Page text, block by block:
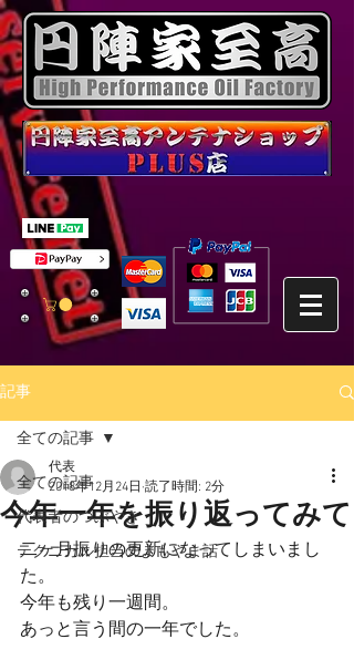
記事
全ての記事
代表者のつぶやき
テクニカル担当のよもやま話
全ての記事
今年一年を振り返ってみて
代表
2018年12月24日 読了時間: 2分
二ヶ月振りの更新になってしまいまし
た。
今年も残り一週間。
あっと言う間の一年でした。